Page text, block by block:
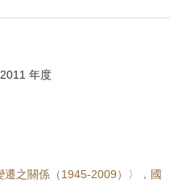
年度
遷之關係（1945-2009）〉，國